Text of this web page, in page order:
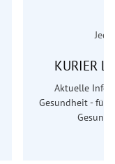
KURIER
Aktuelle
Gesundheit - für